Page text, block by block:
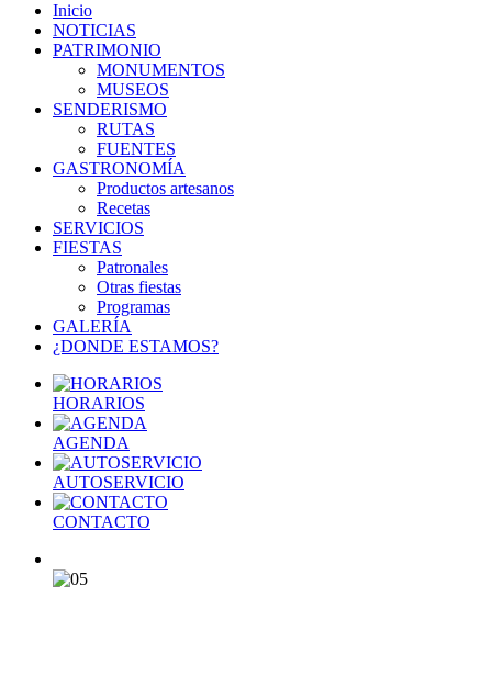
Inicio
NOTICIAS
PATRIMONIO
MONUMENTOS
MUSEOS
SENDERISMO
RUTAS
FUENTES
GASTRONOMÍA
Productos artesanos
Recetas
SERVICIOS
FIESTAS
Patronales
Otras fiestas
Programas
GALERÍA
¿DONDE ESTAMOS?
HORARIOS
AGENDA
AUTOSERVICIO
CONTACTO